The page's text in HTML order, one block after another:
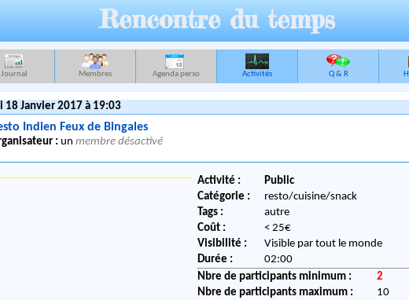
Rencontre du temps
Journal Membres Agenda perso Activités Q & R
18 Janvier 2017 à 19:03
Indien Feux de Bingales
: un membre désactivé
Activité :
Public
Catégorie :
resto/cuisine/snack
Tags :
autre
Coût :
< 25€
Visibilité :
Visible par tout le monde
Durée :
02:00
Nbre de participants minimum :
2
Nbre de participants maximum :
10